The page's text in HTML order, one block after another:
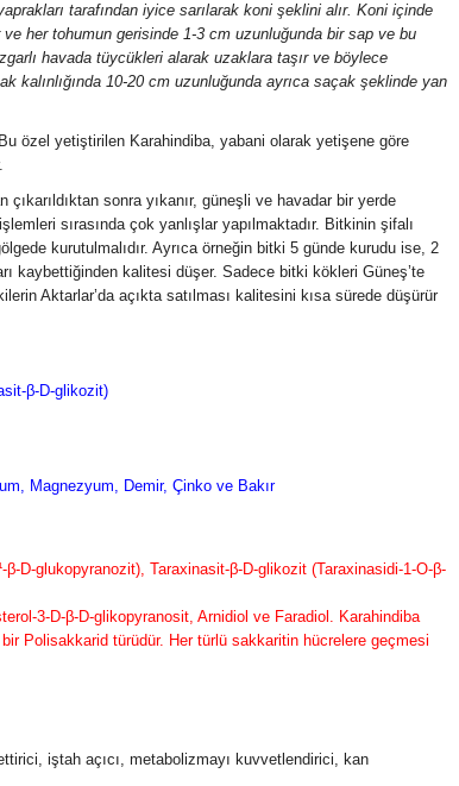
tarafından iyice sarılarak koni şeklini alır. Koni içinde
ve her tohumun gerisinde 1-3 cm uzunluğunda bir sap ve bu
havada tüycükleri alarak uzaklara taşır ve böylece
kalınlığında 10-20 cm uzunluğunda ayrıca saçak şeklinde yan
özel yetiştirilen Karahindiba, yabani olarak yetişene göre
sonra yıkanır, güneşli ve havadar bir yerde
sırasında çok yanlışlar yapılmaktadır. Bitkinin şifalı
kurutulmalıdır. Ayrıca örneğin bitki 5 günde kurudu ise, 2
kaybettiğinden kalitesi düşer. Sadece bitki kökleri Güneş’te
Aktarlar’da açıkta satılması kalitesini kısa sürede düşürür
β-D-glikozit)
Magnezyum, Demir, Çinko ve Bakır
D-glukopyranozit), Taraxinasit-β-D-glikozit (Taraxinasidi-1-O-β-
3-D-β-D-glikopyranosit, Arnidiol ve Faradiol. Karahindiba
Polisakkarid türüdür. Her türlü sakkaritin hücrelere geçmesi
iştah açıcı, metabolizmayı kuvvetlendirici, kan
Ve
Harika
1/1/2015
üyelerimiz
karışımı
kontv hanımeli prgramı
ismail göçer dilek akkuş
Hb. Adnan YILDIRIM 1/1/2015
Kon TV Hanımeli Programı Emine